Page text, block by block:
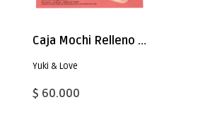
Caja Mochi Relleno Fruta Frutilla 180g x 24
Yuki & Love
$ 60.000